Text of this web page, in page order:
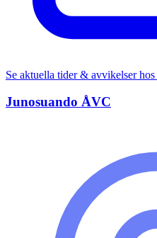
Se aktuella tider & avvikelser hos
Junosuando ÅVC